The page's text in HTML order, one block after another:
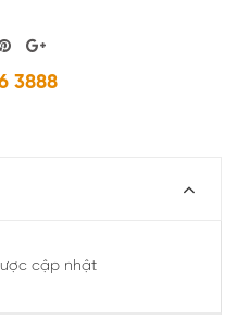
3888
cập nhật